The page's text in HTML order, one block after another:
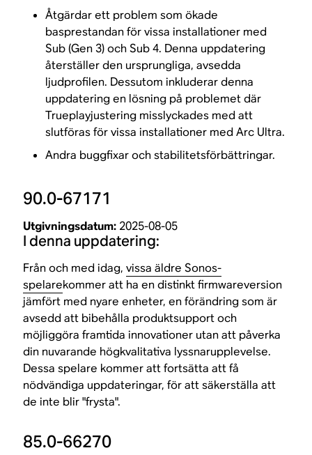
Åtgärdar ett problem som ökade
basprestandan för vissa installationer med
Sub (Gen 3) och Sub 4. Denna uppdatering
återställer den ursprungliga, avsedda
ljudprofilen. Dessutom inkluderar denna
uppdatering en lösning på problemet där
Trueplayjustering misslyckades med att
slutföras för vissa installationer med Arc Ultra.
Andra buggfixar och stabilitetsförbättringar.
90.0-67171
Utgivningsdatum: 2025-08-05
I denna uppdatering:
Från och med idag,vissa äldre Sonos-
spelarekommer att ha en distinkt firmwareversion
jämfört med nyare enheter, en förändring som är
avsedd att bibehålla produktsupport och
möjliggöra framtida innovationer utan att påverka
din nuvarande högkvalitativa lyssnarupplevelse.
Dessa spelare kommer att fortsätta att få
nödvändiga uppdateringar, för att säkerställa att
de inte blir "frysta".
85.0-66270